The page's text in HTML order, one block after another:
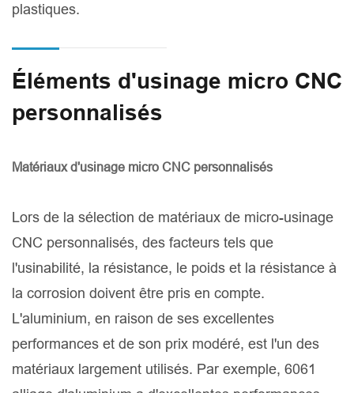
plastiques.
Éléments d'usinage micro CNC
personnalisés
Matériaux d'usinage micro CNC personnalisés
Lors de la sélection de matériaux de micro-usinage
CNC personnalisés, des facteurs tels que
l'usinabilité, la résistance, le poids et la résistance à
la corrosion doivent être pris en compte.
L'aluminium, en raison de ses excellentes
performances et de son prix modéré, est l'un des
matériaux largement utilisés. Par exemple, 6061